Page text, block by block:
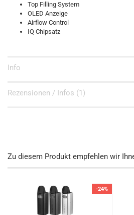
Top Filling System
OLED Anzeige
Airflow Control
IQ Chipsatz
Info
Rezensionen / Infos (1)
Zu diesem Produkt empfehlen wir
-24%